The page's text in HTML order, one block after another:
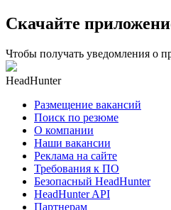
Скачайте
Чтобы получать уведомления о
HeadHunter
Размещение вакансий
Поиск по резюме
О компании
Наши вакансии
Реклама на сайте
Требования к ПО
Безопасный HeadHunter
HeadHunter API
Партнерам